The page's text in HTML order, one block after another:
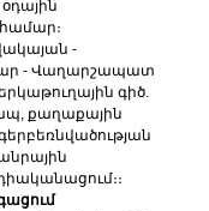
-
- Վաղարշապատ
գիծ.
քաղաքային